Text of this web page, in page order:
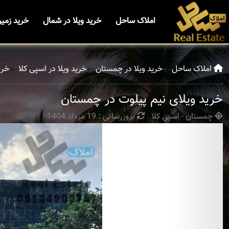
املاک ساحل خرید ویلا در شمال خرید
املاک ساحل خرید ویلا در چمستان خرید ویلا در اسپی کلا
خرید ویلای نیم پیلوت در چمستان
چمستان - اسپی کلا بروزرسانی : 19 مرداد 1404